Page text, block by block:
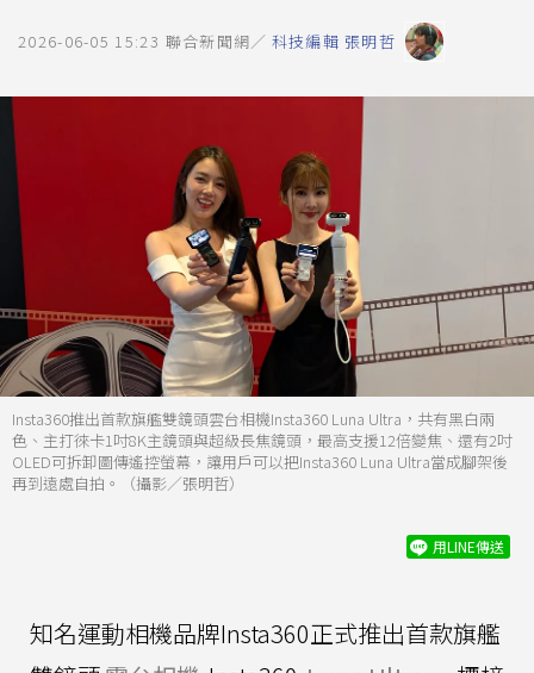
2026-06-05 15:23 聯合新聞網／ 科技編輯 張明哲
Insta360推出首款旗艦雙鏡頭雲台相機Insta360 Luna Ultra，共有黑白兩
色、主打徠卡1吋8K主鏡頭與超級長焦鏡頭，最高支援12倍變焦、還有2吋
OLED可拆卸圖傳遙控螢幕，讓用戶可以把Insta360 Luna Ultra當成腳架後
再到遠處自拍。（攝影／張明哲）
用LINE傳送
知名運動相機品牌Insta360正式推出首款旗艦